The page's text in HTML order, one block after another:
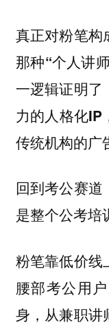
真正对粉笔构
那种“个人讲
一逻辑证明了
力的人格化IP
传统机构的广
回到考公赛道
是整个公考培
粉笔靠低价线
腰部考公用
身，从兼职讲